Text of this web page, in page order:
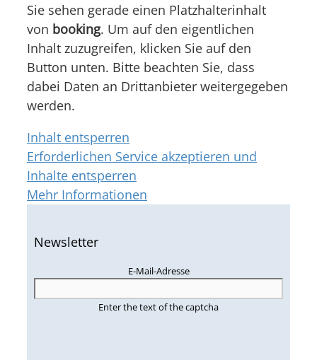
Sie sehen gerade einen Platzhalterinhalt
von booking. Um auf den eigentlichen
Inhalt zuzugreifen, klicken Sie auf den
Button unten. Bitte beachten Sie, dass
dabei Daten an Drittanbieter weitergegeben
werden.
Inhalt entsperren
Erforderlichen Service akzeptieren und
Inhalte entsperren
Mehr Informationen
Newsletter
E-Mail-Adresse
Enter the text of the captcha